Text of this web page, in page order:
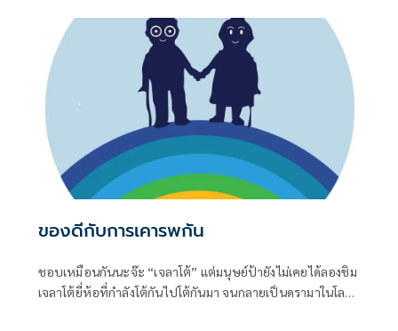
ของดีกับการเคารพกัน
ชอบเหมือนกันนะจ๊ะ “เจลาโต้” แต่มนุษย์ป้ายังไม่เคยได้ลองชิม
เจลาโต้ยี่ห้อที่กำลังโต้กันไปโต้กันมา จนกลายเป็นดรามาในโลก